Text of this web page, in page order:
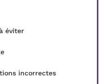
éviter
incorrectes